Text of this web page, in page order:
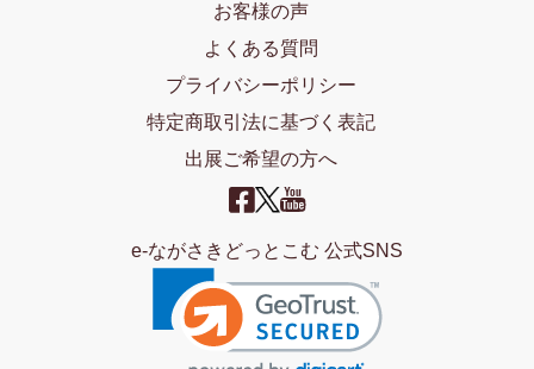
お客様の声
よくある質問
プライバシーポリシー
特定商取引法に基づく表記
出展ご希望の方へ
e-ながさきどっとこむ 公式SNS